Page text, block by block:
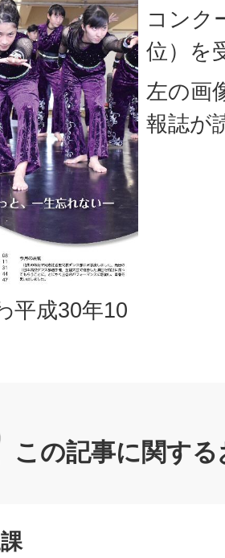
平成30年10
コンク
位）を
左の画
報誌が
この記事に関す